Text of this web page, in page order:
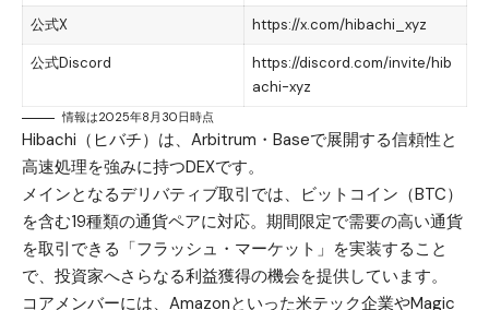
公式X https://x.com/hibachi_xyz
公式Discord
https://discord.com/invite/hib
achi-xyz
情報は2025年8月30日時点
Hibachi（ヒバチ）は、Arbitrum・Baseで展開する信頼性と
高速処理を強みに持つDEXです。
メインとなるデリバティブ取引では、 ビットコイン（BTC）
を含む19種類の通貨ペアに対応。期間限定で需要の高い通貨
を取引できる「フラッシュ・マーケット」を実装すること
で、投資家へさらなる利益獲得の機会を提供しています。
コアメンバーには、Amazonといった米テック企業やMagic